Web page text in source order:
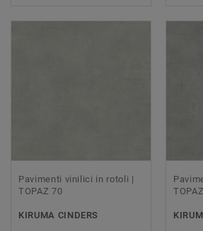
Pavimenti vinilici in rotoli |
TOPAZ 70
KIRUMA CINDERS